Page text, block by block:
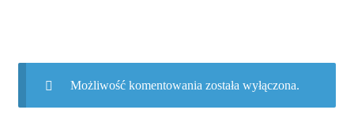
Możliwość komentowania została wyłączona.